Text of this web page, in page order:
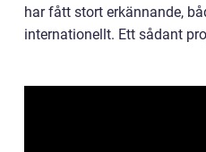
har fått stort erkännande,
internationellt. Ett sådant